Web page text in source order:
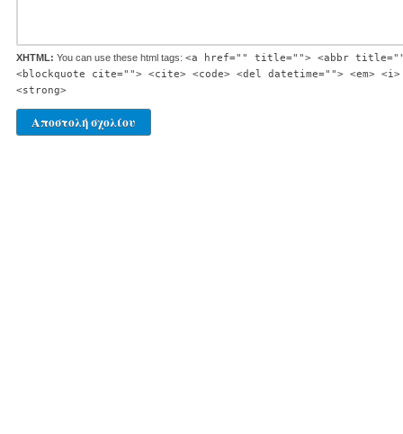
XHTML: You can use these html tags: <a href="" title=""> <abbr
<blockquote cite=""> <cite> <code> <del datetime=""> <em>
<strong>